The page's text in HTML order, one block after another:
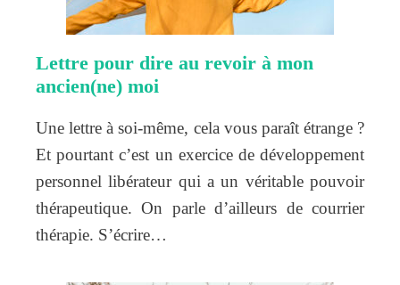
Lettre pour dire au revoir à mon
ancien(ne) moi
Une lettre à soi-même, cela vous paraît étrange ?
Et pourtant c’est un exercice de développement
personnel libérateur qui a un véritable pouvoir
thérapeutique. On parle d’ailleurs de courrier
thérapie. S’écrire…